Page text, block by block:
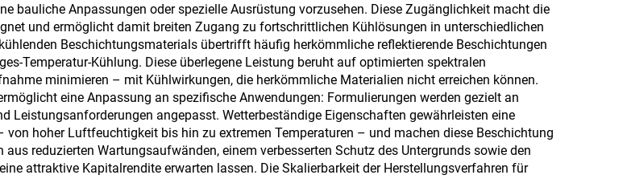
bauliche Anpassungen oder spezielle Ausrüstung vorzusehen. Diese Zugänglichkeit macht die
und ermöglicht damit breiten Zugang zu fortschrittlichen Kühlösungen in unterschiedlichen
Beschichtungsmaterials übertrifft häufig herkömmliche reflektierende Beschichtungen
Temperatur-Kühlung. Diese überlegene Leistung beruht auf optimierten spektralen
minimieren – mit Kühlwirkungen, die herkömmliche Materialien nicht erreichen können.
eine Anpassung an spezifische Anwendungen: Formulierungen werden gezielt an
Leistungsanforderungen angepasst. Wetterbeständige Eigenschaften gewährleisten eine
hoher Luftfeuchtigkeit bis hin zu extremen Temperaturen – und machen diese Beschichtung
reduzierten Wartungsaufwänden, einem verbesserten Schutz des Untergrunds sowie den
attraktive Kapitalrendite erwarten lassen. Die Skalierbarkeit der Herstellungsverfahren für